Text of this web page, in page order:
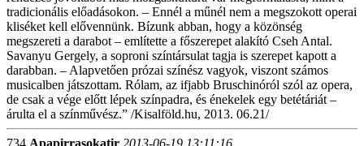
tradicionális előadásokon. – Ennél a műnél nem a megszokott operai
kliséket kell elővennünk. Bízunk abban, hogy a közönség
megszereti a darabot – említette a főszerepet alakító Cseh Antal.
Savanyu Gergely, a soproni színtársulat tagja is szerepet kapott a
darabban. – Alapvetően prózai színész vagyok, viszont számos
musicalben játszottam. Rólam, az ifjabb Bruschinóról szól az opera,
de csak a vége előtt lépek színpadra, és énekelek egy betétáriát –
árulta el a színművész.” /Kisalföld.hu, 2013. 06.21/
734 Apapirrasokatir 2013-06-19 13:11:16